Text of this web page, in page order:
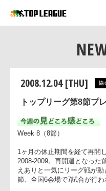
コラム
2008.12.04 [THU] 協
トップリーグ第8節プ
Week 8（8節）
1ヶ月の休止期間を経て
2008-2009。再開週とな